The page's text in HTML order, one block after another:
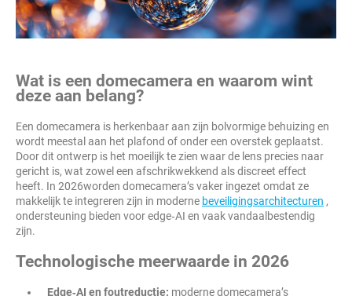
Wat is een domecamera en waarom wint
deze aan belang?
Een domecamera is herkenbaar aan zijn bolvormige behuizing en
wordt meestal aan het plafond of onder een overstek geplaatst.
Door dit ontwerp is het moeilijk te zien waar de lens precies naar
gericht is, wat zowel een afschrikwekkend als discreet effect
heeft. In 2026worden domecamera’s vaker ingezet omdat ze
makkelijk te integreren zijn in moderne beveiligingsarchitecturen ,
ondersteuning bieden voor edge‑AI en vaak vandaalbestendig
zijn.
Technologische meerwaarde in 2026
Edge‑AI en foutreductie: moderne domecamera’s